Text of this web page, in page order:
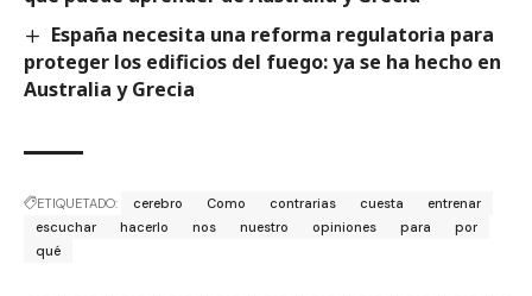
España necesita una reforma regulatoria para
proteger los edificios del fuego: ya se ha hecho en
Australia y Grecia
ETIQUETADO: cerebro Como contrarias cuesta
entrenar
escuchar
hacerlo nos nuestro opiniones para
por
qué